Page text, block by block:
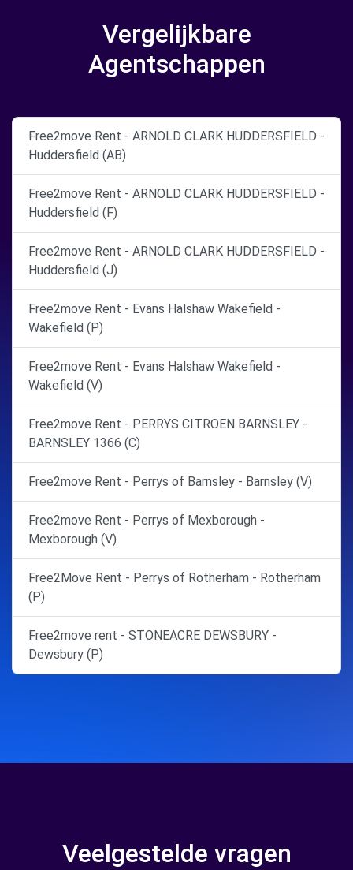
Vergelijkbare
Agentschappen
Free2move Rent - ARNOLD CLARK HUDDERSFIELD -
Huddersfield (AB)
Free2move Rent - ARNOLD CLARK HUDDERSFIELD -
Huddersfield (F)
Free2move Rent - ARNOLD CLARK HUDDERSFIELD -
Huddersfield (J)
Free2move Rent - Evans Halshaw Wakefield -
Wakefield (P)
Free2move Rent - Evans Halshaw Wakefield -
Wakefield (V)
Free2move Rent - PERRYS CITROEN BARNSLEY -
BARNSLEY 1366 (C)
Free2move Rent - Perrys of Barnsley - Barnsley (V)
Free2move Rent - Perrys of Mexborough -
Mexborough (V)
Free2Move Rent - Perrys of Rotherham - Rotherham
(P)
Free2move rent - STONEACRE DEWSBURY -
Dewsbury (P)
Veelgestelde vragen